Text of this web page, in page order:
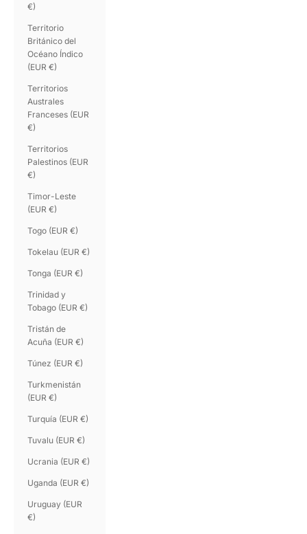
€)
Territorio
Británico del
Océano Índico
(EUR €)
Territorios
Australes
Franceses (EUR
€)
Territorios
Palestinos (EUR
€)
Timor-Leste
(EUR €)
Togo (EUR €)
Tokelau (EUR €)
Tonga (EUR €)
Trinidad y
Tobago (EUR €)
Tristán de
Acuña (EUR €)
Túnez (EUR €)
Turkmenistán
(EUR €)
Turquía (EUR €)
Tuvalu (EUR €)
Ucrania (EUR €)
Uganda (EUR €)
Uruguay (EUR
€)